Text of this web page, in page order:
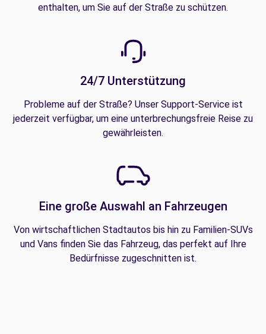
enthalten, um Sie auf der Straße zu schützen.
24/7 Unterstützung
Probleme auf der Straße? Unser Support-Service ist
jederzeit verfügbar, um eine unterbrechungsfreie Reise zu
gewährleisten.
Eine große Auswahl an Fahrzeugen
Von wirtschaftlichen Stadtautos bis hin zu Familien-SUVs
und Vans finden Sie das Fahrzeug, das perfekt auf Ihre
Bedürfnisse zugeschnitten ist.